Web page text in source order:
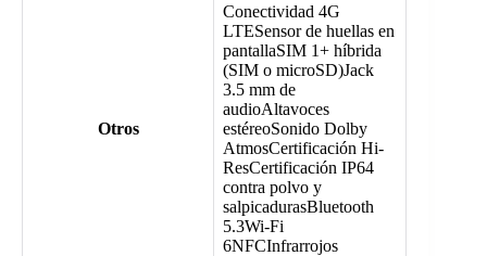
Otros
Conectividad 4G
LTESensor de huellas en
pantallaSIM 1+ híbrida
(SIM o microSD)Jack
3.5 mm de
audioAltavoces
estéreoSonido Dolby
AtmosCertificación Hi-
ResCertificación IP64
contra polvo y
salpicadurasBluetooth
5.3Wi-Fi
6NFCInfrarrojos